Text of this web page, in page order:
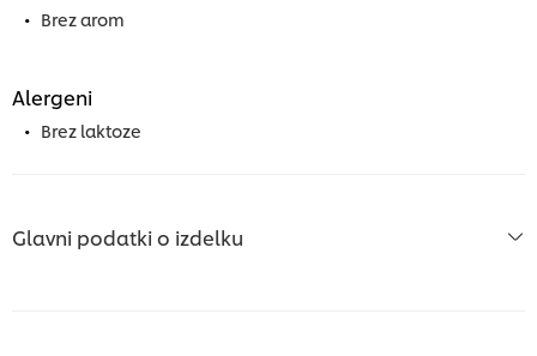
Brez arom
Alergeni
Brez laktoze
Glavni podatki o izdelku